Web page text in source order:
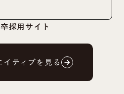
採用サイト
ティブを見る arrow_forward
arrow_forward